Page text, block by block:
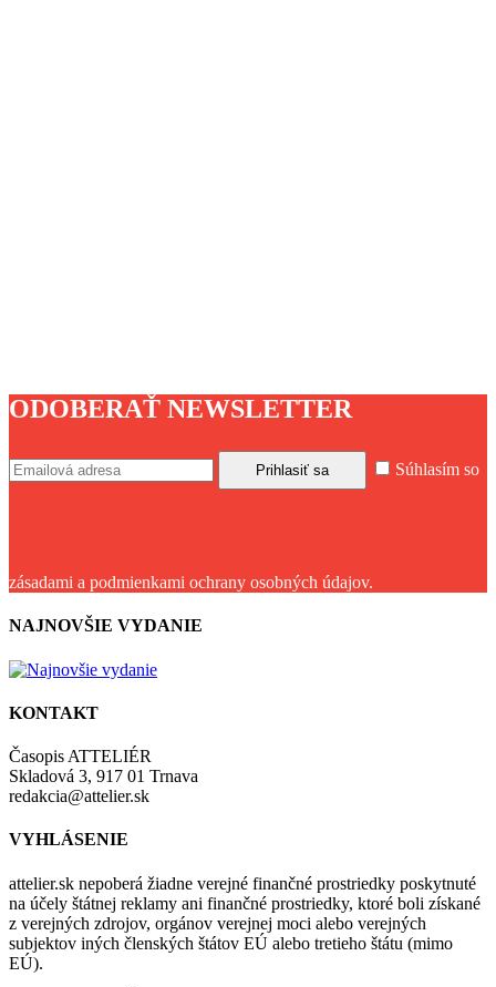
ODOBERAŤ NEWSLETTER
Súhlasím so
zásadami a podmienkami ochrany osobných údajov.
NAJNOVŠIE VYDANIE
KONTAKT
Časopis ATTELIÉR
Skladová 3, 917 01 Trnava
redakcia@attelier.sk
VYHLÁSENIE
attelier.sk nepoberá žiadne verejné finančné prostriedky poskytnuté
na účely štátnej reklamy ani finančné prostriedky, ktoré boli získané
z verejných zdrojov, orgánov verejnej moci alebo verejných
subjektov iných členských štátov EÚ alebo tretieho štátu (mimo
EÚ).